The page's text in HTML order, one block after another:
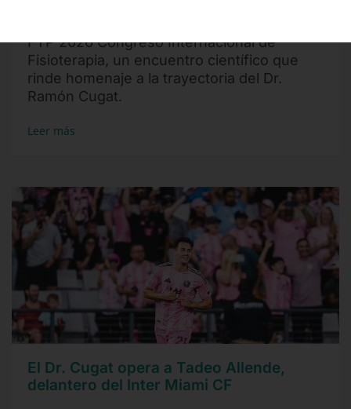
FTP 2026 Congreso Internacional de
Fisioterapia, un encuentro científico que
rinde homenaje a la trayectoria del Dr.
Ramón Cugat.
Leer más
El Dr. Cugat opera a Tadeo Allende,
delantero del Inter Miami CF